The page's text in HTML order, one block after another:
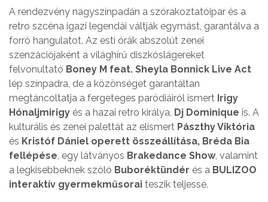
A rendezvény nagyszínpadán a szórakoztatóipar és a
retro szcéna igazi legendái váltják egymást, garantálva a
forró hangulatot. Az esti órák abszolút zenei
szenzációjaként a világhírű diszkóslágereket
felvonultató Boney M feat. Sheyla Bonnick Live Act
lép színpadra, de a közönséget garantáltan
megtáncoltatja a fergeteges paródiáiról ismert Irigy
Hónaljmirigy és a hazai retro királya, Dj Dominique is. A
kulturális és zenei palettát az elismert Pászthy Viktória
és Kristóf Dániel operett összeállítása, Bréda Bia
fellépése, egy látványos Brakedance Show, valamint
a legkisebbeknek szóló Buboréktündér és a BULIZOO
interaktív gyermekműsorai teszik teljessé.